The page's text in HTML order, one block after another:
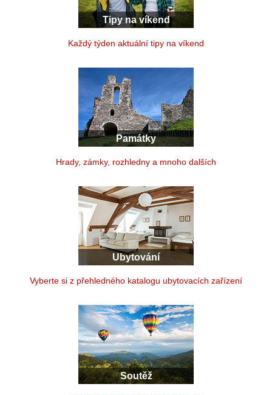
Tipy na víkend
Každý týden aktuální tipy na víkend
Památky
Hrady, zámky, rozhledny a mnoho dalších
Ubytování
Vyberte si z přehledného katalogu ubytovacích zařízení
Soutěž